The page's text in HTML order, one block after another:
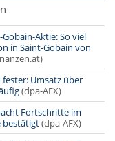
Gobain-Aktie: So viel
in Saint-Gobain von
Umsatz über
(dpa-AFX)
Fortschritte im
bestätigt(dpa-AFX)